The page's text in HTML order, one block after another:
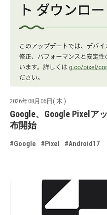
2026年08月06日( 木 )
Google、Google Pixelア
布開始
#Google #Pixel #Android17